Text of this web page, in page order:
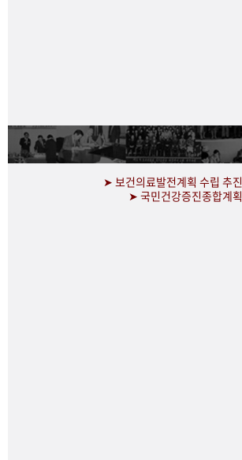
➤ 보건의료발전계획 수립 추진
➤ 국민건강증진종합계획